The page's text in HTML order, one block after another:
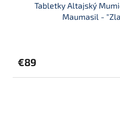
Tabletky Altajský
Maumasil -
produktu
je
5,0
€89